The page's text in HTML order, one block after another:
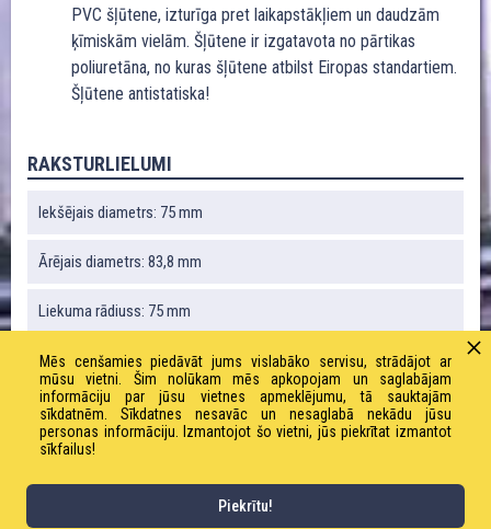
PVC šļūtene, izturīga pret laikapstākļiem un daudzām
ķīmiskām vielām. Šļūtene ir izgatavota no pārtikas
poliuretāna, no kuras šļūtene atbilst Eiropas standartiem.
Šļūtene antistatiska!
RAKSTURLIELUMI
Iekšējais diametrs: 75 mm
Ārējais diametrs: 83,8 mm
Liekuma rādiuss: 75 mm
Vakuums: 0,4 bāri
Svars: 550 g / m
Darba spiediens: 0,55 bāri
Mēs cenšamies piedāvāt jums vislabāko servisu, strādājot ar
mūsu vietni. Šim nolūkam mēs apkopojam un saglabājam
informāciju par jūsu vietnes apmeklējumu, tā sauktajām
sīkdatnēm. Sīkdatnes nesavāc un nesaglabā nekādu jūsu
personas informāciju. Izmantojot šo vietni, jūs piekrītat izmantot
sīkfailus!
Piekrītu!